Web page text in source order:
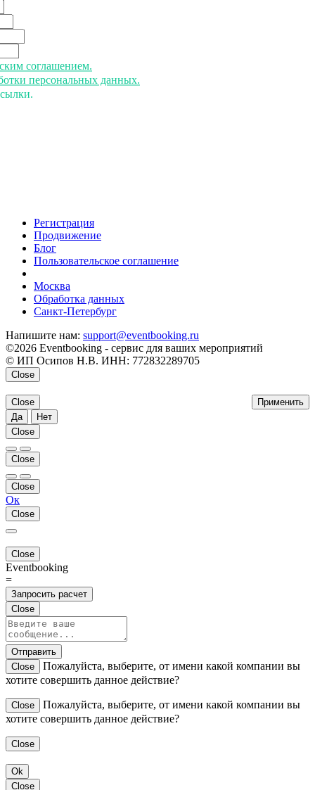
соглашением.
персональных данных.
Регистрация
Продвижение
Блог
Пользовательское соглашение
Москва
Обработка данных
Санкт-Петербург
Напишите нам: support@eventbooking.ru
©2026 Eventbooking - сервис для ваших мероприятий
© ИП Осипов Н.В. ИНН: 772832289705
Close
Применить
Close
Да
Нет
Close
Close
Close
Ок
Close
Close
Eventbooking
=
Запросить расчет
Close
Отправить
Close
Пожалуйста, выберите, от имени какой компании вы
хотите совершить данное действие?
Close
Пожалуйста, выберите, от имени какой компании вы
хотите совершить данное действие?
Close
Ok
Close